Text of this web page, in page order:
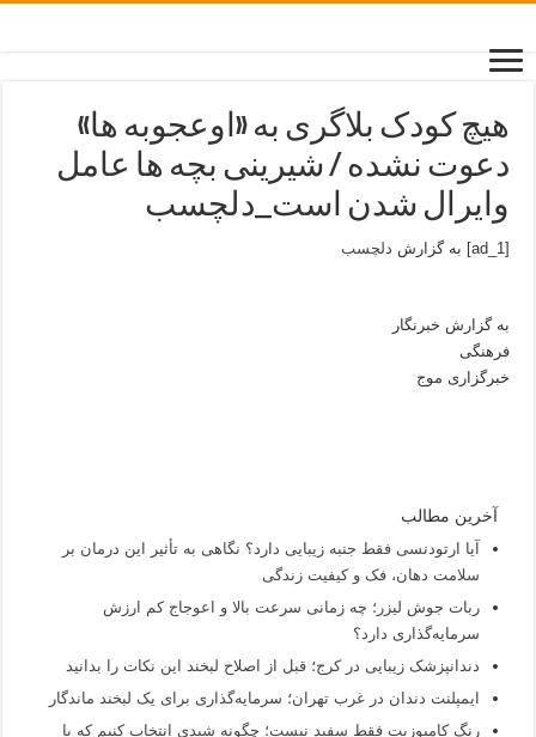
هیچ کودک بلاگری به «اوعجوبه ها»
دعوت نشده / شیرینی بچه ها عامل
وایرال شدن است_دلچسب
[ad_1] به گزارش دلچسب
به گزارش خبرنگار
فرهنگی
خبرگزاری موج
آخرین مطالب
آیا ارتودنسی فقط جنبه زیبایی دارد؟ نگاهی به تأثیر این درمان بر
سلامت دهان، فک و کیفیت زندگی
ربات جوش لیزر؛ چه زمانی سرعت بالا و اعوجاج کم ارزش
سرمایه‌گذاری دارد؟
دندانپزشک زیبایی در کرج؛ قبل از اصلاح لبخند این نکات را بدانید
ایمپلنت دندان در غرب تهران؛ سرمایه‌گذاری برای یک لبخند ماندگار
رنگ کامپوزیت فقط سفید نیست؛ چگونه شیدی انتخاب کنیم که با